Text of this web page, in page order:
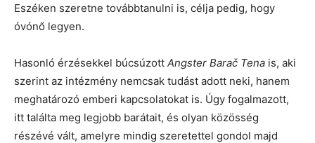
Eszéken szeretne továbbtanulni is, célja pedig, hogy
óvónő legyen.
Hasonló érzésekkel búcsúzott Angster Barač Tena is, aki
szerint az intézmény nemcsak tudást adott neki, hanem
meghatározó emberi kapcsolatokat is. Úgy fogalmazott,
itt találta meg legjobb barátait, és olyan közösség
részévé vált, amelyre mindig szeretettel gondol majd